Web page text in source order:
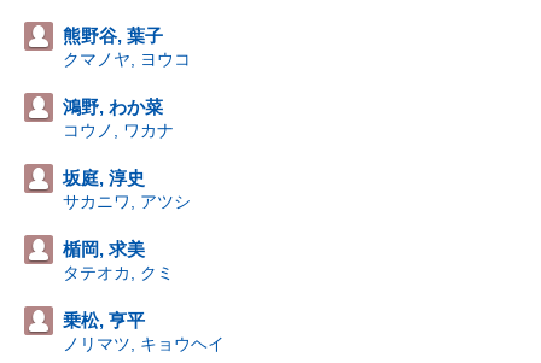
熊野谷, 葉子
クマノヤ, ヨウコ
鴻野, わか菜
コウノ, ワカナ
坂庭, 淳史
サカニワ, アツシ
楯岡, 求美
タテオカ, クミ
乗松, 亨平
ノリマツ, キョウヘイ